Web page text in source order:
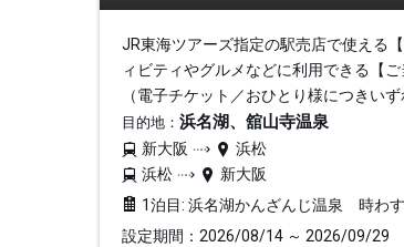
JR東海ツアーズ指定の駅売店で使える
ィビティやグルメなどに利用できる【
（電子チケット／おひとり様につきい
目的地： 浜名湖、舘山寺温泉
新大阪
浜松
浜松
新大阪
1泊目: 浜名湖かんざんじ温泉 時わ
設定期間：2026/08/14 ～ 2026/09/29